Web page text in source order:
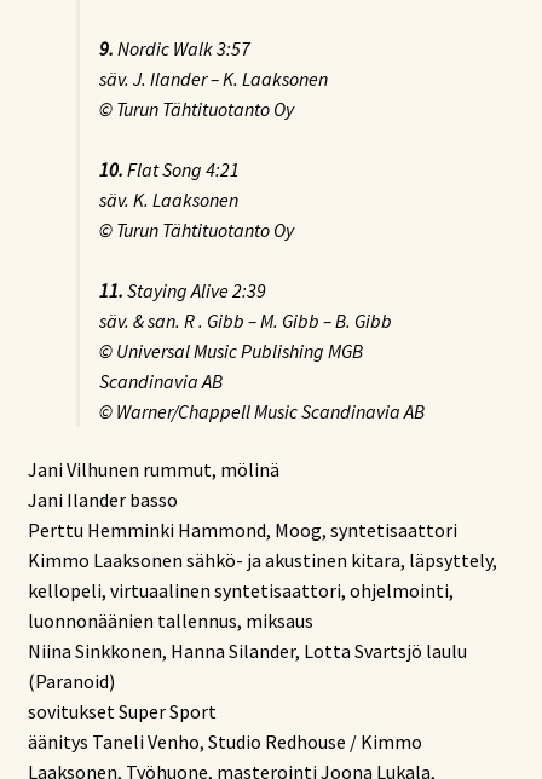
9. Nordic Walk3:57
säv. J. Ilander – K. Laaksonen
© Turun Tähtituotanto Oy
10. Flat Song 4:21
säv. K. Laaksonen
© Turun Tähtituotanto Oy
11. Staying Alive2:39
säv. & san. R . Gibb – M. Gibb – B. Gibb
© Universal Music Publishing MGB
Scandinavia AB
© Warner/Chappell Music Scandinavia AB
Jani Vilhunen rummut, mölinä
Jani Ilander basso
Perttu Hemminki Hammond, Moog, syntetisaattori
Kimmo Laaksonen sähkö- ja akustinen kitara, läpsyttely,
kellopeli, virtuaalinen syntetisaattori, ohjelmointi,
luonnonäänien tallennus, miksaus
Niina Sinkkonen, Hanna Silander, Lotta Svartsjö laulu
(Paranoid)
sovitukset Super Sport
äänitys Taneli Venho, Studio Redhouse / Kimmo
Laaksonen, Työhuone, masterointi Joona Lukala,